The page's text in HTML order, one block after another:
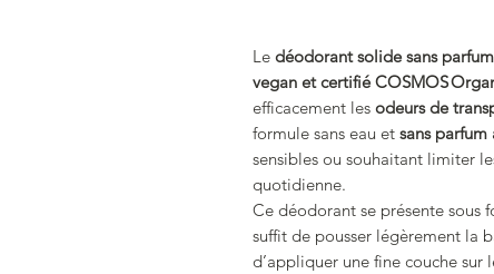
Le déodorant solide sans
vegan et certifié COSMOS
efficacement les odeurs de
formule sans eau et sans parfum
sensibles ou souhaitant limiter
quotidienne.
Ce déodorant se présente sous
suffit de pousser légèrement la
d’appliquer une fine couche sur